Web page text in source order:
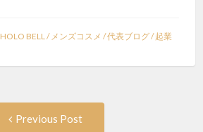
HOLO BELL / メンズコスメ /代表ブログ/起業
Previous Post